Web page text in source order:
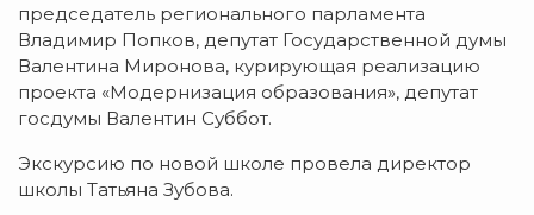
председатель регионального парламента
Владимир Попков, депутат Государственной думы
Валентина Миронова, курирующая реализацию
проекта «Модернизация образования», депутат
госдумы Валентин Суббот.
Экскурсию по новой школе провела директор
школы Татьяна Зубова.